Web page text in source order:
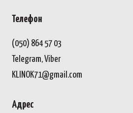
Телефон
(050) 864 57 03
Telegram, Viber
KLINOK71@gmail.com
Адрес